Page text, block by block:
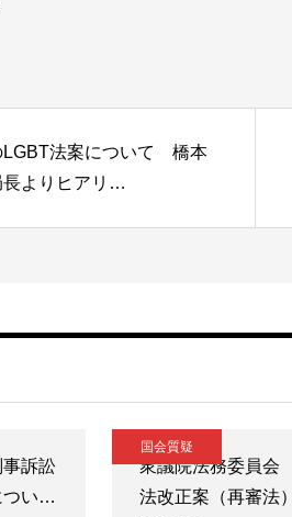
LGBT法案について 橋本
長よりヒアリ…
訴訟
つい…
国会質疑
衆議院法務委員
法改正案（再審法